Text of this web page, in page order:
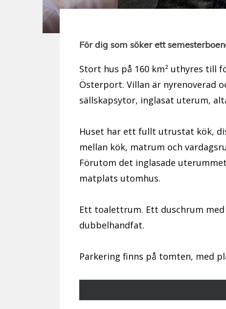
För dig som söker ett
Stort hus på 160 km² uthyres till
Österport. Villan är nyrenoverad
sällskapsytor, inglasat uterum,
Huset har ett fullt utrustat kök,
mellan kök, matrum och
Förutom det inglasade
matplats utomhus.
Ett toalettrum. Ett duschrum
dubbelhandfat.
Parkering finns på tomten, med